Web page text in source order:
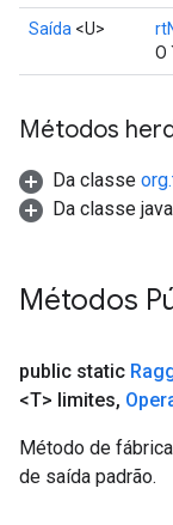
Saída <U>
O
Métodos
Da classe
Da classe
Métodos
public static
<T> limites,
Método de
de saída padrão.